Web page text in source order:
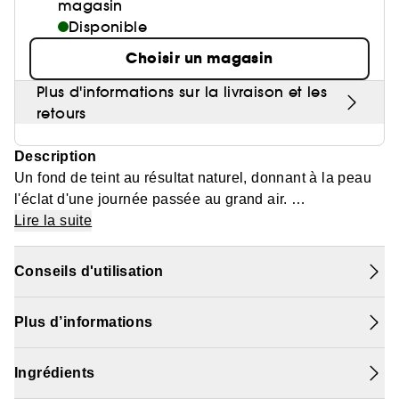
magasin
Disponible
Choisir un magasin
Plus d'informations sur la livraison et les
retours
Description
Un fond de teint au résultat naturel, donnant à la peau
l'éclat d'une journée passée au grand air.
un film imperceptible à l'œil et au toucher, comme une
réflectrices de lumière le grain de peau parait plus
lisse. Les imperfections sont atténuées. Le teint est
unifié, sans démarcation ni effet de matière.
Lire la suite
Conseils d'utilisation
Plus d’informations
Ingrédients